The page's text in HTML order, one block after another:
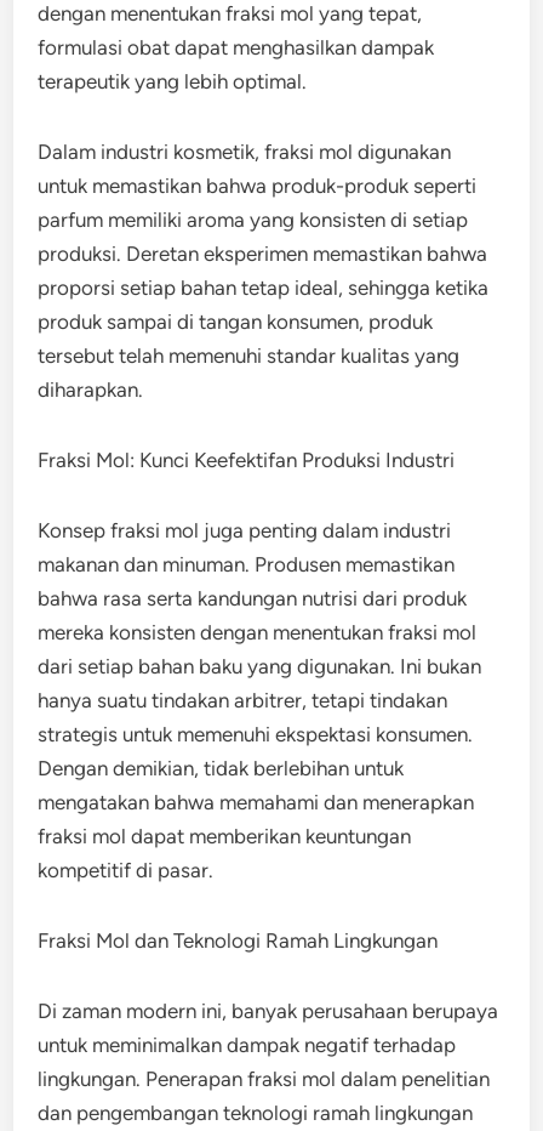
dengan menentukan fraksi mol yang tepat,
formulasi obat dapat menghasilkan dampak
terapeutik yang lebih optimal.
Dalam industri kosmetik, fraksi mol digunakan
untuk memastikan bahwa produk-produk seperti
parfum memiliki aroma yang konsisten di setiap
produksi. Deretan eksperimen memastikan bahwa
proporsi setiap bahan tetap ideal, sehingga ketika
produk sampai di tangan konsumen, produk
tersebut telah memenuhi standar kualitas yang
diharapkan.
Fraksi Mol: Kunci Keefektifan Produksi Industri
Konsep fraksi mol juga penting dalam industri
makanan dan minuman. Produsen memastikan
bahwa rasa serta kandungan nutrisi dari produk
mereka konsisten dengan menentukan fraksi mol
dari setiap bahan baku yang digunakan. Ini bukan
hanya suatu tindakan arbitrer, tetapi tindakan
strategis untuk memenuhi ekspektasi konsumen.
Dengan demikian, tidak berlebihan untuk
mengatakan bahwa memahami dan menerapkan
fraksi mol dapat memberikan keuntungan
kompetitif di pasar.
Fraksi Mol dan Teknologi Ramah Lingkungan
Di zaman modern ini, banyak perusahaan berupaya
untuk meminimalkan dampak negatif terhadap
lingkungan. Penerapan fraksi mol dalam penelitian
dan pengembangan teknologi ramah lingkungan